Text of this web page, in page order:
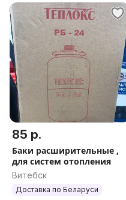
85 р.
Баки расширительные ,
для систем отопления
Витебск
Доставка по Беларуси